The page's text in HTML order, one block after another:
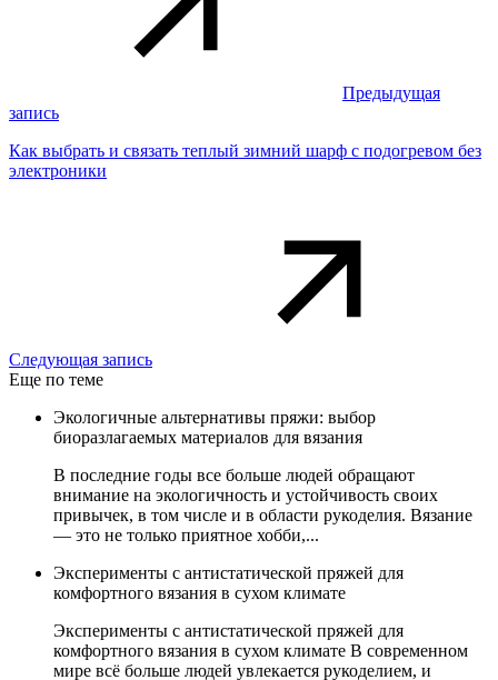
Предыдущая
запись
Как выбрать и связать теплый зимний шарф с подогревом без
электроники
Следующая запись
Еще по теме
Экологичные альтернативы пряжи: выбор
биоразлагаемых материалов для вязания
В последние годы все больше людей обращают
внимание на экологичность и устойчивость своих
привычек, в том числе и в области рукоделия. Вязание
— это не только приятное хобби,...
Эксперименты с антистатической пряжей для
комфортного вязания в сухом климате
Эксперименты с антистатической пряжей для
комфортного вязания в сухом климате В современном
мире всё больше людей увлекается рукоделием, и